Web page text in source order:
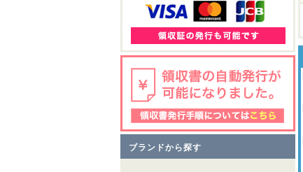
ブランドから探す